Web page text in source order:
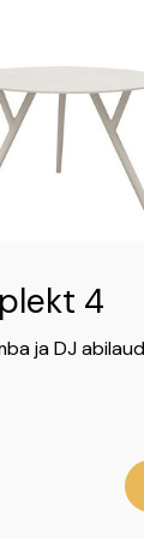
4
ja DJ abilaud